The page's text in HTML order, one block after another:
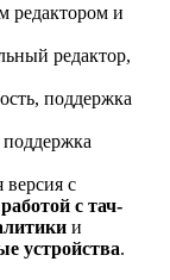
редактором и
редактор,
поддержка
версия с
с тач-
и
устройства.